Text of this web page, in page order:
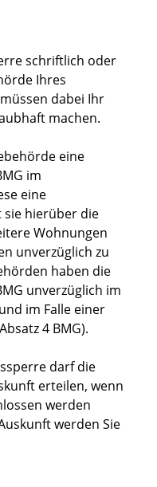
schriftlich oder
Ihres
dabei Ihr
machen.
eine
im
eine
sie hierüber die
Wohnungen
unverzüglich zu
haben die
unverzüglich im
im Falle einer
4 BMG).
darf die
erteilen, wenn
werden
werden Sie